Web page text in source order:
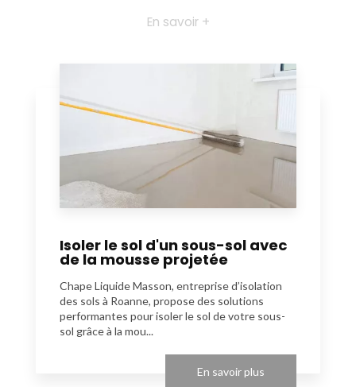
En savoir +
Isoler le sol d'un sous-sol avec
de la mousse projetée
Chape Liquide Masson, entreprise d’isolation
des sols à Roanne, propose des solutions
performantes pour isoler le sol de votre sous-
sol grâce à la mou...
En savoir plus